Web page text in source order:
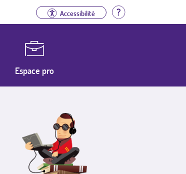
Accessibilité Aide
Espace pro